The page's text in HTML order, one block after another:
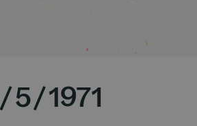
/5/1971